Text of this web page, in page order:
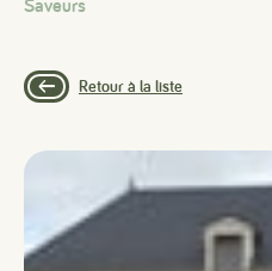
Saveurs
Retour à la liste